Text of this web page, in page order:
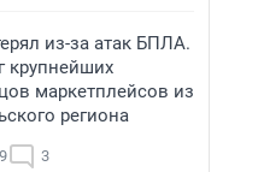
из-за атак БПЛА.
крупнейших
маркетплейсов из
региона
3